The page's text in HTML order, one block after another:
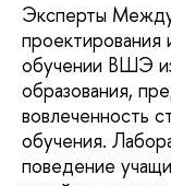
Эксперты
проектирования
обучении ВШЭ
образования,
вовлеченность
обучения.
поведение